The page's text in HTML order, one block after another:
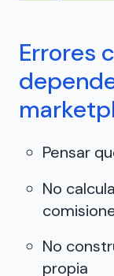
Errores
Pensar
No
No
propia